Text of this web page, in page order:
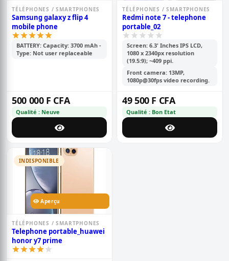
TÉLÉPHONES / SMARTPHONES
Samsung galaxy z flip 4
mobile phone
BATTERY: Capacity: 3700 mAh -
Type: Not user replaceable
500 000 F CFA
Qualité : Neuve
TÉLÉPHONES / SMARTPHONES
Redmi note 7 - telephone
portable_02
Screen: 6.3' Inches IPS LCD,
1080 x 2340px resolution
(19.5:9); ~409 ppi.
Front camera: 13MP,
1080p@30fps video recording.
49 500 F CFA
Qualité : Bon Etat
INDISPONIBLE
Aperçu
TÉLÉPHONES / SMARTPHONES
Telephone portable_huawei
honor y7 prime